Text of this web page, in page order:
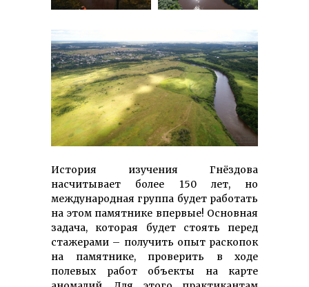
История изучения Гнёздова
насчитывает более 150 лет, но
международная группа будет работать
на этом памятнике впервые! Основная
задача, которая будет стоять перед
стажерами – получить опыт раскопок
на памятнике, проверить в ходе
полевых работ объекты на карте